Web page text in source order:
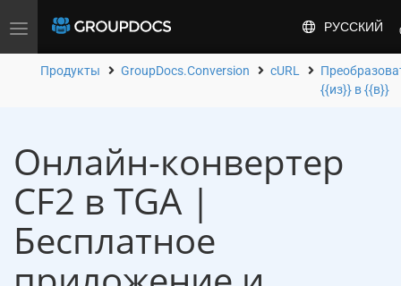
Toggle
РУССКИЙ
Продукты GroupDocs.Conversion cURL
{{из}} в {{в}}
Онлайн-конвертер
CF2 в TGA |
Бесплатное